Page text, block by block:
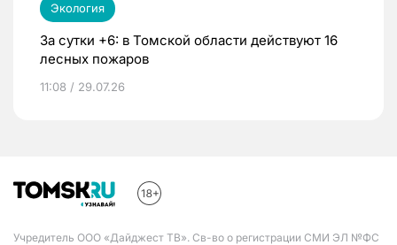
Экология
За сутки +6: в Томской области действуют 16
лесных пожаров
11:08 / 29.07.26
Учредитель ООО «Дайджест ТВ». Св-во о регистрации СМИ ЭЛ №ФС